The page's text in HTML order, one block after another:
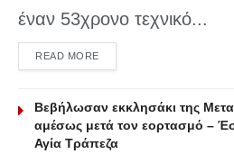
έναν 53χρονο τεχνικό...
READ MOREDETAILS
Βεβήλωσαν εκκλησάκι της
αμέσως μετά τον εορτασμό –
Αγία Τράπεζα